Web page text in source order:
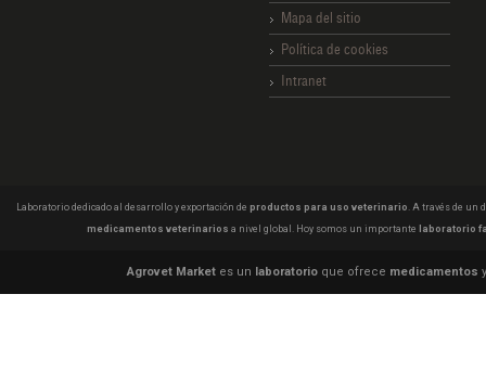
Mapa del sitio
Política de cookies
Intranet
Laboratorio dedicado al desarrollo y exportación de productos para uso veterinario . A través de un
medicamentos veterinarios a nivel global. Hoy somos un importante laboratorio
Agrovet Market es un laboratorio que ofrece medicamentos